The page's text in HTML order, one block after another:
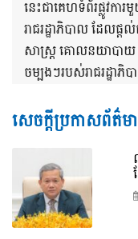
នេះជាគេហទំព័រផ្លូវក
រាជរដ្ឋាភិបាល ដែល
សាស្រ្ត គោលនយាបាយ
ចម្បងៗរបស់រាជរដ្ឋាភិប
សេចក្តីប្រកាសព័ត៌ម